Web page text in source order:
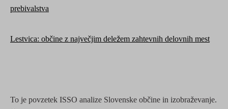
prebivalstva
Lestvica: občine z največjim deležem zahtevnih delovnih mest
To je povzetek ISSO analize Slovenske občine in izobraževanje.